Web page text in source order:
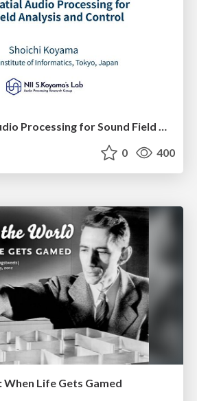
Neural Spatial Audio Processing for Sound Field Analysis and Control
0 400
Life Gets Gamed